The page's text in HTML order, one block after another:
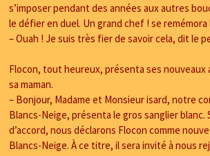
s’imposer pendant des années aux autres
le défier en duel. Un grand chef ! se
– Ouah ! Je suis très fier de savoir cela, dit le
Flocon, tout heureux, présenta ses nouveaux
sa maman.
– Bonjour, Madame et Monsieur isard, notre
Blancs-Neige, présenta le gros sanglier blanc.
d’accord, nous déclarons Flocon comme
Blancs-Neige. À ce titre, il sera invité à nous